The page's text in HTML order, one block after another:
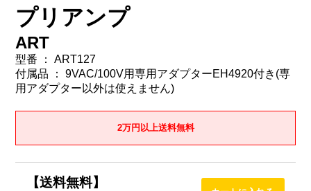
プリアンプ
ART
型番 ： ART127
付属品 ： 9VAC/100V用専用アダプターEH4920付き(専
用アダプター以外は使えません)
2万円以上送料無料
【送料無料】